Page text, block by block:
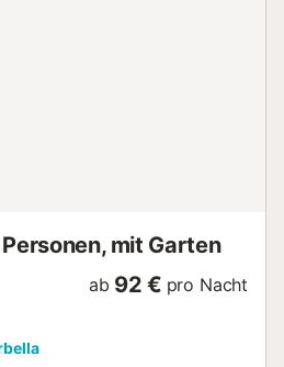
mit Garten
ab 92 € pro Nacht